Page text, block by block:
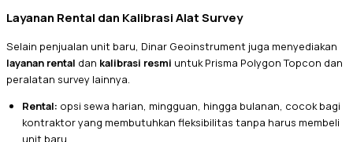
Layanan Rental dan Kalibrasi Alat Survey
Selain penjualan unit baru, Dinar Geoinstrument juga menyediakan
layanan rental dan kalibrasi resmi untuk Prisma Polygon Topcon dan
peralatan survey lainnya.
Rental: opsi sewa harian, mingguan, hingga bulanan, cocok bagi
kontraktor yang membutuhkan fleksibilitas tanpa harus membeli
unit baru.